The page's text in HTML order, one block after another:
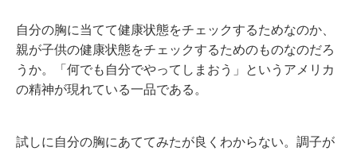
自分の胸に当てて健康状態をチェックするためなのか、
親が子供の健康状態をチェックするためのものなのだろ
うか。「何でも自分でやってしまおう」というアメリカ
の精神が現れている一品である。
試しに自分の胸にあててみたが良くわからない。調子が